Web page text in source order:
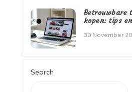
Betrouwbare
kopen: tips
30 November
Search